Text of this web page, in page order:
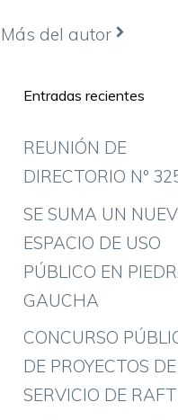
Más del autor
Entradas recientes
REUNIÓN DE
DIRECTORIO Nº
SE SUMA UN
ESPACIO DE USO
PÚBLICO EN
GAUCHA
CONCURSO
DE PROYECTOS DE
SERVICIO DE